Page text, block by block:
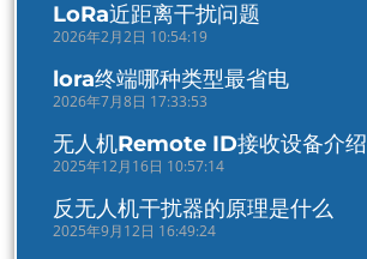
LoRa近距离干扰问题
2026年2月2日 10:54:19
lora终端哪种类型最省电
2026年7月8日 17:33:53
无人机Remote ID接收设备介绍
2025年12月16日 10:57:14
反无人机干扰器的原理是什么
2025年9月12日 16:49:24